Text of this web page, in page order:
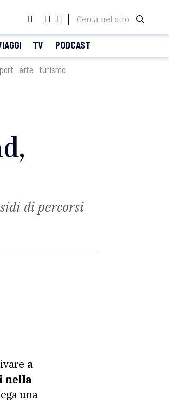
Cerca nel sito
TV PODCAST
arte turismo
di percorsi
a
nella
una